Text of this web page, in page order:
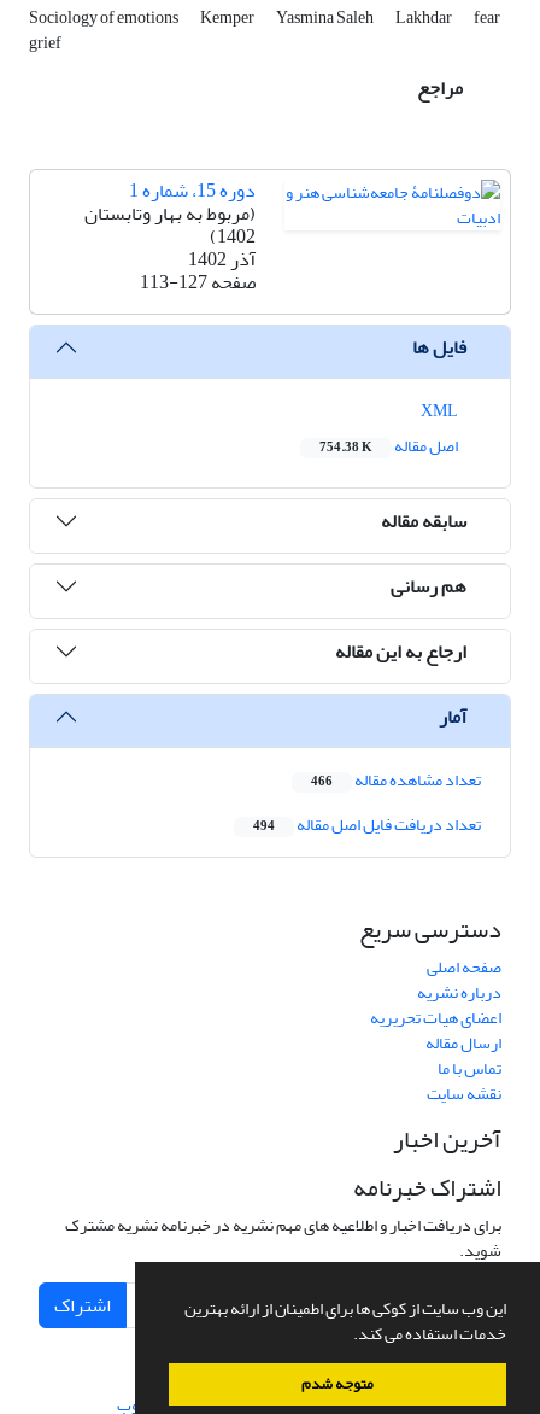
این وب سایت از کوکی ها برای اطمینان از ارائه بهترین
خدمات استفاده می کند.
متوجه شدم
Sociology of emotions Kemper Yasmina Saleh Lakhdar fear
grief
مراجع
دوره 15، شماره 1
(مربوط به بهار وتابستان
1402)
آذر 1402
صفحه113-127
فایل ها
اصل مقاله
754.38 K
سابقه مقاله
هم رسانی
ارجاع به این مقاله
آمار
تعداد مشاهده مقاله 466
تعداد دریافت فایل اصل مقاله 494
دسترسی سریع
صفحه اصلی
درباره نشریه
اعضای هیات تحریریه
ارسال مقاله
تماس با ما
نقشه سایت
آخرین اخبار
اشتراک خبرنامه
برای دریافت اخبار و اطلاعیه های مهم نشریه در خبرنامه نشریه مشترک
شوید.
اشتراک
سامانه مدیریت نشریات علمی.طراحی و پیاده سازی از سیناوب